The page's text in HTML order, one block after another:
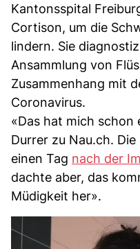
Kantonsspital
Cortison, um die
lindern. Sie
Ansammlung von
Zusammenhang mit
Coronavirus.
«Das hat mich
Durrer zu Nau.ch.
einen Tag nach der
dachte aber, das
Müdigkeit her».